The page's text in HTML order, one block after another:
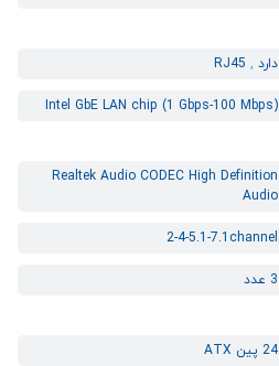
دارد ,
RJ45
Intel GbE LAN chip (1 Gbps-100 Mbps)
Realtek Audio CODEC High Definition
Audio
2-4-5.1-7.1channel
3 عدد
24 پین ATX